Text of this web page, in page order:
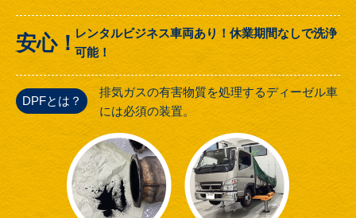
安心！レンタルビジネス車両あり！休業期間なしで洗浄
可能！
DPFとは？
排気ガスの有害物質を処理するディーゼル車
には必須の装置。